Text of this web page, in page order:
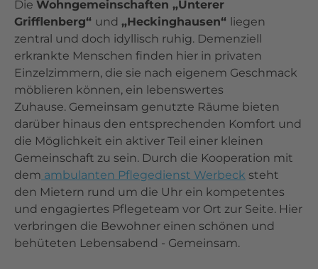
Die Wohngemeinschaften „Unterer
Grifflenberg“ und „Heckinghausen“ liegen
zentral und doch idyllisch ruhig. Demenziell
erkrankte Menschen finden hier in privaten
Einzelzimmern, die sie nach eigenem Geschmack
möblieren können, ein lebenswertes
Zuhause. Gemeinsam genutzte Räume bieten
darüber hinaus den entsprechenden Komfort und
die Möglichkeit ein aktiver Teil einer kleinen
Gemeinschaft zu sein. Durch die Kooperation mit
dem ambulanten Pflegedienst Werbeck steht
den Mietern rund um die Uhr ein kompetentes
und engagiertes Pflegeteam vor Ort zur Seite. Hier
verbringen die Bewohner einen schönen und
behüteten Lebensabend - Gemeinsam.